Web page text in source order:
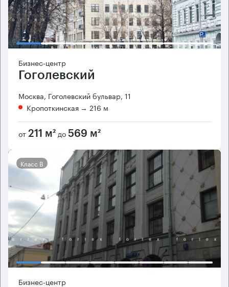
Бизнес-центр
Гоголевский
Москва, Гоголевский бульвар, 11
Кропоткинская → 216 м
от 211 м² до 569 м²
Класс B
Бизнес-центр